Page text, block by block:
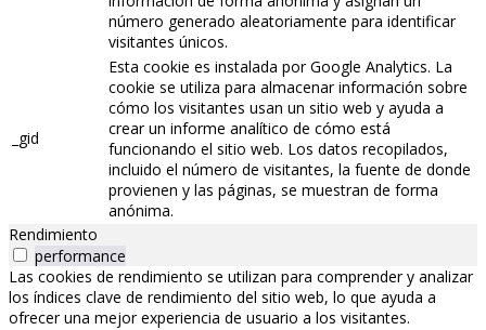
número generado aleatoriamente para identificar
visitantes únicos.
_gid
Esta cookie es instalada por Google Analytics. La
cookie se utiliza para almacenar información sobre
cómo los visitantes usan un sitio web y ayuda a
crear un informe analítico de cómo está
funcionando el sitio web. Los datos recopilados,
incluido el número de visitantes, la fuente de donde
provienen y las páginas, se muestran de forma
anónima.
Rendimiento
performance
Las cookies de rendimiento se utilizan para comprender y analizar
los índices clave de rendimiento del sitio web, lo que ayuda a
ofrecer una mejor experiencia de usuario a los visitantes.